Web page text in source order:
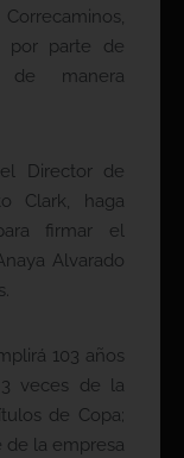
por parte de
manera
Director de
Clark, haga
firmar el
Alvarado
103 años
veces de la
de Copa;
la empresa